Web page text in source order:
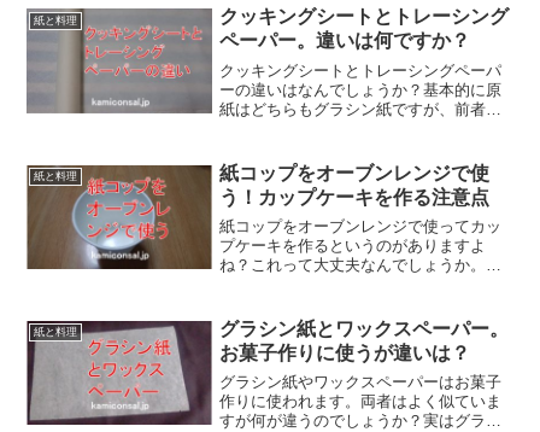
ャラクターの紙皿は使い捨てにはもった
いないですが盛り上がるでしょう。
紙と料理
クッキングシートとトレーシング
ペーパー。違いは何ですか？
クッキングシートとトレーシングペーパ
ーの違いはなんでしょうか？基本的に原
紙はどちらもグラシン紙ですが、前者は
ートとトレーシングペーパーは似ていま
すが、その用途は異なるわけです。
紙と料理
紙コップをオーブンレンジで使
う！カップケーキを作る注意点
紙コップをオーブンレンジで使ってカッ
プケーキを作るというのがありますよ
ね？これって大丈夫なんでしょうか。実
があります。紙コップをオーブンレンジ
で使うには若干工夫が必要なのです。
紙と料理
グラシン紙とワックスペーパー。
お菓子作りに使うが違いは？
グラシン紙やワックスペーパーはお菓子
作りに使われます。両者はよく似ていま
すが何が違うのでしょうか？実はグラシ